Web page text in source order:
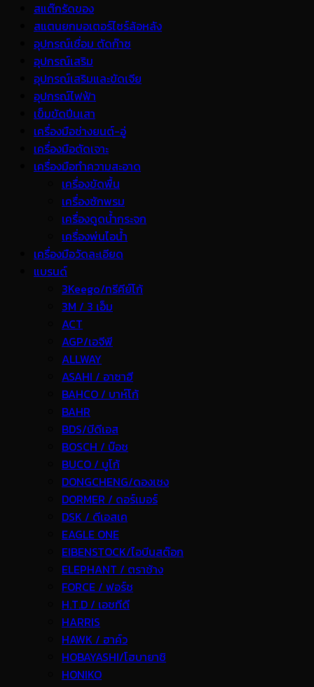
สแต๊กรัดของ
สแตนยกมอเตอร์ไซร์ล้อหลัง
อุปกรณ์เชื่อม ตัดก๊าซ
อุปกรณ์เสริม
อุปกรณ์เสริมและขัดเจีย
อุปกรณ์ไฟฟ้า
เข็มขัดปีนเสา
เครื่องมือช่างยนต์-อู่
เครื่องมือตัดเจาะ
เครื่องมือทำความสะอาด
เครื่องขัดพื้น
เครื่องซักพรม
เครื่องดูดน้ำกระจก
เครื่องพ่นไอน้ำ
เครื่องมือวัดละเอียด
แบรนด์
3Keego/ทรีคีย์โก้
3M / 3 เอ็ม
ACT
AGP/เอจีพี
ALLWAY
ASAHI / อาซาฮี
BAHCO / บาห์โก้
BAHR
BDS/บีดีเอส
BOSCH / บ๊อช
BUCO / บูโก้
DONGCHENG/ดองเชง
DORMER / ดอร์เมอร์
DSK / ดีเอสเค
EAGLE ONE
EIBENSTOCK/ไอบีนสต๊อก
ELEPHANT / ตราช้าง
FORCE / ฟอร์ช
H.T.D / เอชทีดี
HARRIS
HAWK / ฮาค์ว
HOBAYASHI/โฮบายาชิ
HONIKO